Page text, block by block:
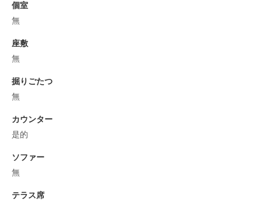
個室
無
座敷
無
掘りごたつ
無
カウンター
是的
ソファー
無
テラス席